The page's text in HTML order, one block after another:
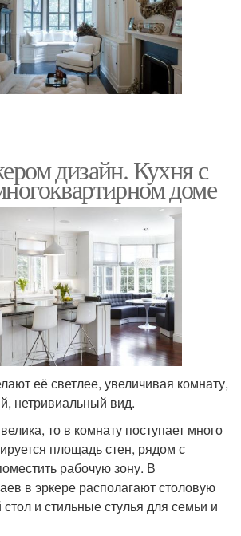
дизайн. Кухня с
доме
её светлее, увеличивая комнату,
нетривиальный вид.
то в комнату поступает много
площадь стен, рядом с
рабочую зону. В
в эркере располагают столовую
и стильные стулья для семьи и